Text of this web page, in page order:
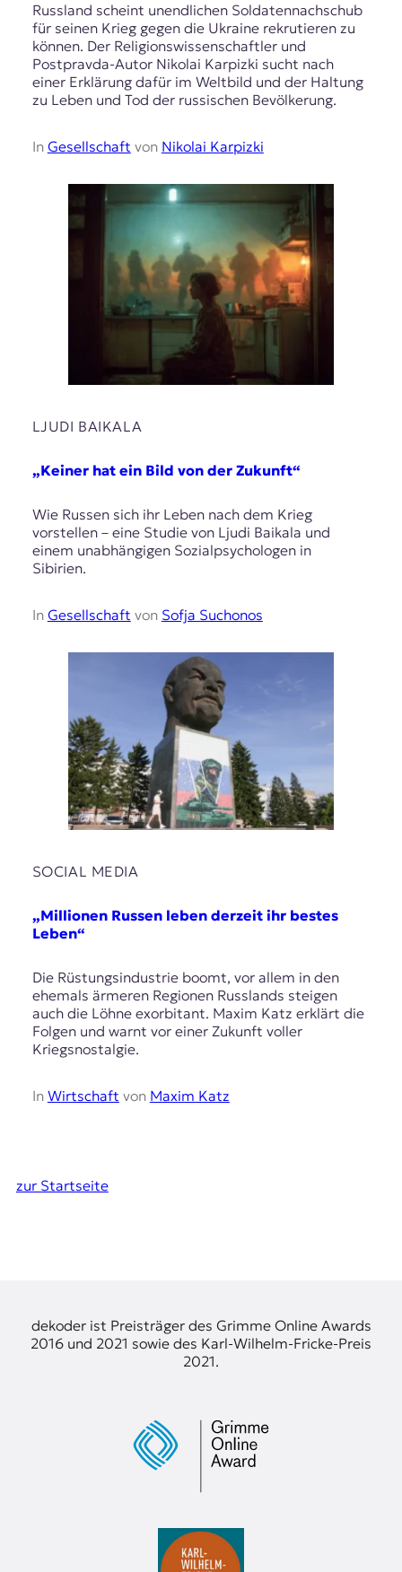
Russland scheint unendlichen Soldatennachschub
für seinen Krieg gegen die Ukraine rekrutieren zu
können. Der Religionswissenschaftler und
Postpravda-Autor Nikolai Karpizki sucht nach
einer Erklärung dafür im Weltbild und der Haltung
zu Leben und Tod der russischen Bevölkerung.
In Gesellschaft von Nikolai Karpizki
LJUDI BAIKALA
„Keiner hat ein Bild von der Zukunft“
Wie Russen sich ihr Leben nach dem Krieg
vorstellen – eine Studie von Ljudi Baikala und
einem unabhängigen Sozialpsychologen in
Sibirien.
In Gesellschaft von Sofja Suchonos
SOCIAL MEDIA
„Millionen Russen leben derzeit ihr bestes
Leben“
Die Rüstungsindustrie boomt, vor allem in den
ehemals ärmeren Regionen Russlands steigen
auch die Löhne exorbitant. Maxim Katz erklärt die
Folgen und warnt vor einer Zukunft voller
Kriegsnostalgie.
In Wirtschaft von Maxim Katz
zur Startseite
dekoder ist Preisträger des Grimme Online Awards
2016 und 2021 sowie des Karl-Wilhelm-Fricke-Preis
2021.